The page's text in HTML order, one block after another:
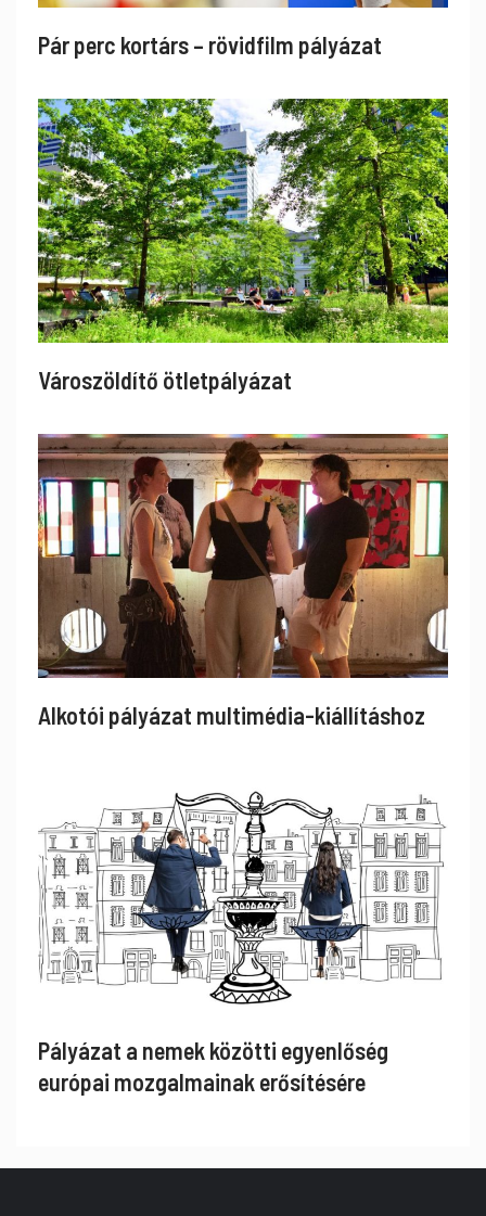
Pár perc kortárs – rövidfilm pályázat
Városzöldítő ötletpályázat
Alkotói pályázat multimédia-kiállításhoz
Pályázat a nemek közötti egyenlőség
európai mozgalmainak erősítésére